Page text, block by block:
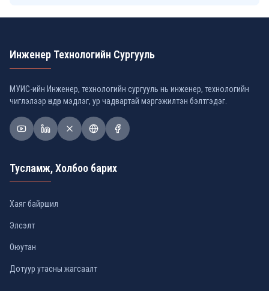
Инженер Технологийн Сургууль
МУИС-ийн Инженер, технологийн сургууль нь инженер, технологийн
чиглэлээр өндөр мэдлэг, ур чадвартай мэргэжилтэн бэлтгэдэг.
Тусламж, Холбоо барих
Хаяг байршил
Элсэлт
Оюутан
Дотуур утасны жагсаалт